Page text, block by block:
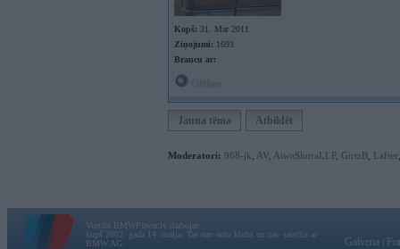
Kopš: 31. Mar 2011
Ziņojumi: 1693
Braucu ar:
Jauna tēma Atbildēt
Moderatori: 968-jk AV AiwaShuraLLP, GirtzB Lafter
Vortāls BMWPower.lv darbojas
kopš 2002. gada 14. maija. Tas nav auto klubs un nav saistīts ar
BMW AG.
Galvena